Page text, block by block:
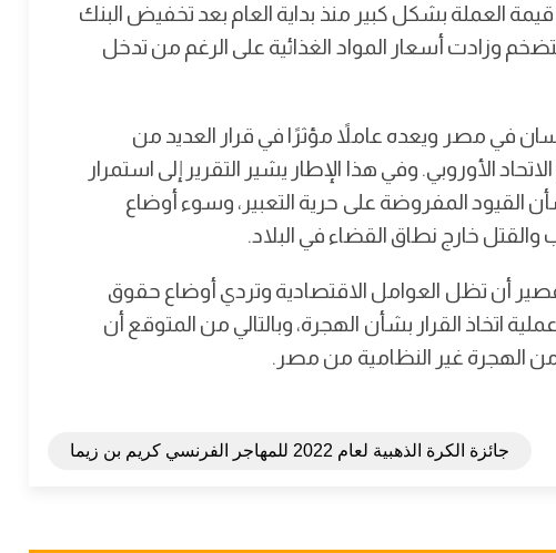
العملة بشكل كبير منذ بداية العام بعد تخفيض البنك
وزادت أسعار المواد الغذائية على الرغم من تدخل
في مصر ويعده عاملاً مؤثرًا في قرار العديد من
الأوروبي. وفي هذا الإطار يشير التقرير إلى استمرار
القيود المفروضة على حرية التعبير، وسوء أوضاع
والقتل خارج نطاق القضاء في البلاد.
أن تظل العوامل الاقتصادية وتردي أوضاع حقوق
اتخاذ القرار بشأن الهجرة، وبالتالي من المتوقع أن
الهجرة غير النظامية من مصر.
جائزة الكرة الذهبية لعام 2022 للمهاجر الفرنسي كريم بن زيما